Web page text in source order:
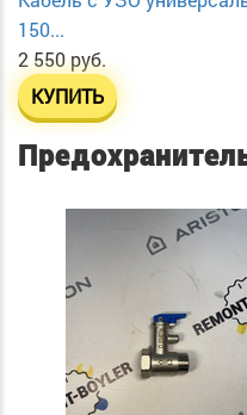
150...
2 550 руб.
КУПИТЬ